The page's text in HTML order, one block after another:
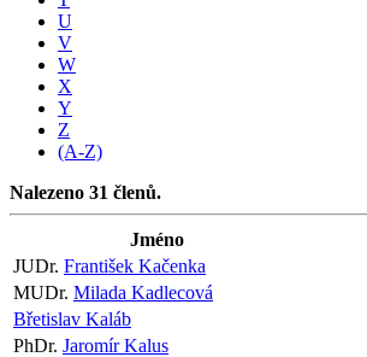
U
V
W
X
Y
Z
(A-Z)
Nalezeno 31 členů.
Jméno
JUDr. František Kačenka
MUDr. Milada Kadlecová
Břetislav Kaláb
PhDr. Jaromír Kalus